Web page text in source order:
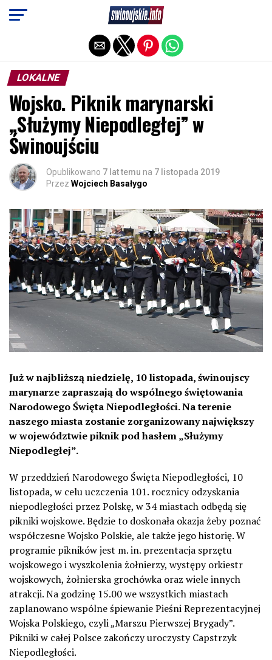
LOKALNE
Wojsko. Piknik marynarski
„Służymy Niepodległej” w
Świnoujściu
Opublikowano 7 lat temu na 7 listopada 2019
Przez Wojciech Basałygo
Już w najbliższą niedzielę, 10 listopada, świnoujscy
marynarze zapraszają do wspólnego świętowania
Narodowego Święta Niepodległości. Na terenie
naszego miasta zostanie zorganizowany największy
w województwie piknik pod hasłem „Służymy
Niepodległej”.
W przeddzień Narodowego Święta Niepodległości, 10
listopada, w celu uczczenia 101. rocznicy odzyskania
niepodległości przez Polskę, w 34 miastach odbędą się
pikniki wojskowe. Będzie to doskonała okazja żeby poznać
współczesne Wojsko Polskie, ale także jego historię. W
programie pikników jest m. in. prezentacja sprzętu
wojskowego i wyszkolenia żołnierzy, występy orkiestr
wojskowych, żołnierska grochówka oraz wiele innych
atrakcji. Na godzinę 15.00 we wszystkich miastach
zaplanowano wspólne śpiewanie Pieśni Reprezentacyjnej
Wojska Polskiego, czyli „Marszu Pierwszej Brygady”.
Pikniki w całej Polsce zakończy uroczysty Capstrzyk
Niepodległości.
Exit mobile version